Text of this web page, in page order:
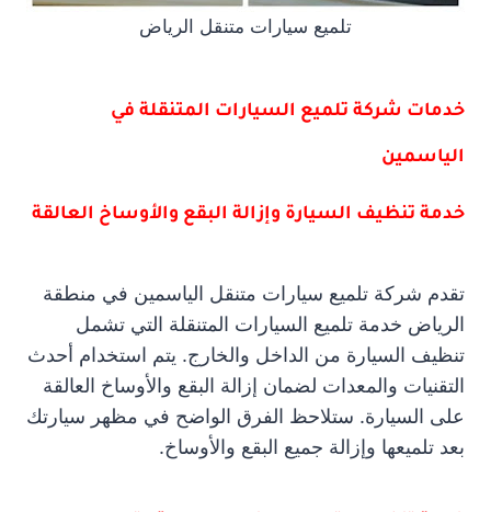
تلميع سيارات متنقل الرياض
خدمات شركة تلميع السيارات المتنقلة في
الياسمين
خدمة تنظيف السيارة وإزالة البقع والأوساخ العالقة
تقدم شركة تلميع سيارات متنقل الياسمين في منطقة
الرياض خدمة تلميع السيارات المتنقلة التي تشمل
تنظيف السيارة من الداخل والخارج. يتم استخدام أحدث
التقنيات والمعدات لضمان إزالة البقع والأوساخ العالقة
على السيارة. ستلاحظ الفرق الواضح في مظهر سيارتك
بعد تلميعها وإزالة جميع البقع والأوساخ.